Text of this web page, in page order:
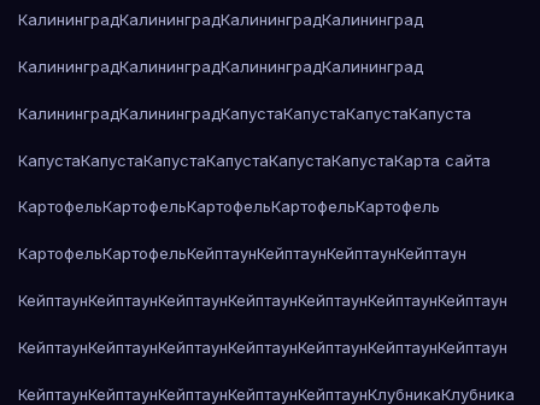
КалининградКалининградКалининградКалининград
КалининградКалининградКалининградКалининград
КалининградКалининградКапустаКапустаКапустаКапуста
КапустаКапустаКапустаКапустаКапустаКапустаКарта сайта
КартофельКартофельКартофельКартофельКартофель
КартофельКартофельКейптаунКейптаунКейптаунКейптаун
КейптаунКейптаунКейптаунКейптаунКейптаунКейптаунКейптаун
КейптаунКейптаунКейптаунКейптаунКейптаунКейптаунКейптаун
КейптаунКейптаунКейптаунКейптаунКейптаунКлубникаКлубника